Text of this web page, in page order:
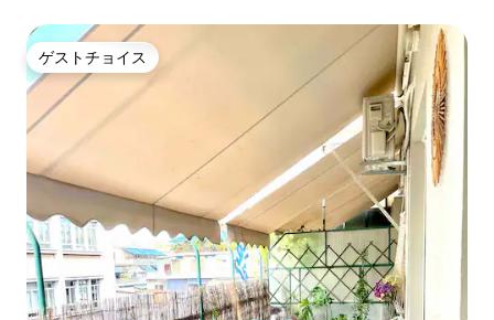
ゲストチョイス
ゲストチョイス